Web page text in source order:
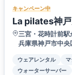
キャンペーン中
La pilates神
三宮・花時計前
兵庫県神戸市中
ウェアレンタル マ
ウォーターサーバー